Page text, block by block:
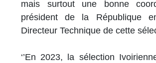
mais surtout une bonne
président de la République
Directeur Technique de cette
‘’En 2023, la sélection